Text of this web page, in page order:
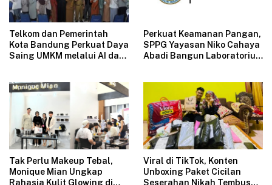
Telkom dan Pemerintah
Kota Bandung Perkuat Daya
Saing UMKM melalui AI dan
Perkuat Keamanan Pangan,
SPPG Yayasan Niko Cahaya
Abadi Bangun Laboratorium
Tak Perlu Makeup Tebal,
Monique Mian Ungkap
Rahasia Kulit Glowing di
Viral di TikTok, Konten
Unboxing Paket Cicilan
Seserahan Nikah Tembus